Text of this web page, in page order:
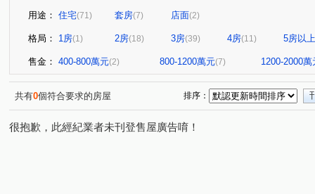
用途： 住宅(71) 套房(7) 店面(2)
格局： 1房(1) 2房(18) 3房(39) 4房(11) 5房以上
售金： 400-800萬元(2) 800-1200萬元(7) 1200-2000萬
共有0個符合要求的房屋 排序：
很抱歉，此經紀業者未刊登售屋廣告唷！